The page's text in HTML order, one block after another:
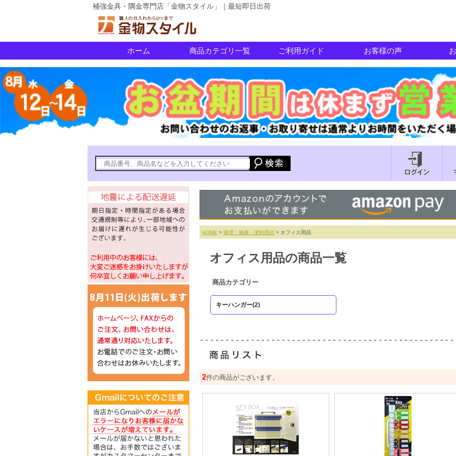
補強金具・隅金専門店「金物スタイル」｜最短即日出荷
ホーム 商品カテゴリ一覧 ご利用ガイド お客様の声
HOME > 修理・補修・便利用品 > オフィス用品
オフィス用品の商品一覧
商品カテゴリー
キーハンガー(2)
2件の商品がございます。